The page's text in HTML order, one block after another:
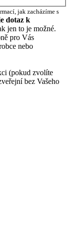
jak zacházíme s
dotaz k
jen to je možné.
pro Vás
nebo
(pokud zvolíte
bez Vašeho